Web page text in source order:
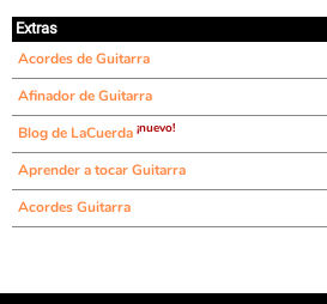
Extras
Acordes de Guitarra
Afinador de Guitarra
Blog de LaCuerda ¡nuevo!
Aprender a tocar Guitarra
Acordes Guitarra